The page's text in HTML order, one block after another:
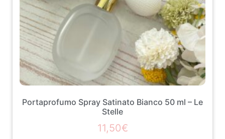
Portaprofumo Spray Satinato Bianco 50 ml – Le
Stelle
11,50€